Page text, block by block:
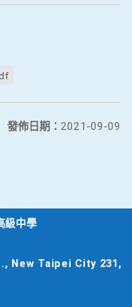
發佈日期： 2021-09-09
級中學
New Taipei City 231,